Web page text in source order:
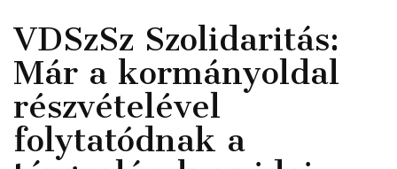
VDSzSz Szolidaritás:
Már a kormányoldal
részvételével
folytatódnak a